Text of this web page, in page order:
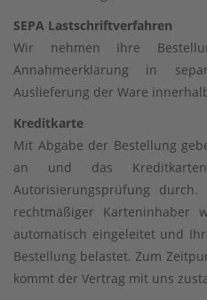
SEPA Lastschriftverfahren
Wir nehmen Ihre
Annahmeerklärung in
Auslieferung der Ware
Kreditkarte
Mit Abgabe der Bestellung
an und das
Autorisierungsprüfung
rechtmäßiger Karteninhaber
automatisch eingeleitet und
Bestellung belastet. Zum
kommt der Vertrag mit uns